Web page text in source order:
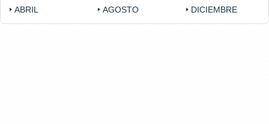
ABRIL
AGOSTO
DICIEMBRE